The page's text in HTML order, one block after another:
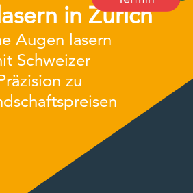
in Zürich
Augen lasern
Schweizer
zu